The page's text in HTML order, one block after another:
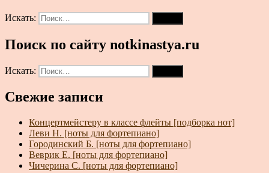
Искать:
Поиск по сайту notkinastya.ru
Искать:
Свежие записи
Концертмейстеру в классе флейты [подборка нот]
Леви Н. [ноты для фортепиано]
Городинский Б. [ноты для фортепиано]
Веврик Е. [ноты для фортепиано]
Чичерина С. [ноты для фортепиано]